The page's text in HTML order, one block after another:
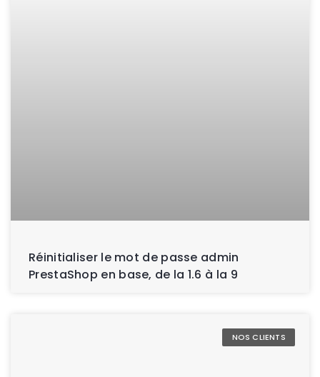
Réinitialiser le mot de passe admin
PrestaShop en base, de la 1.6 à la 9
NOS CLIENTS